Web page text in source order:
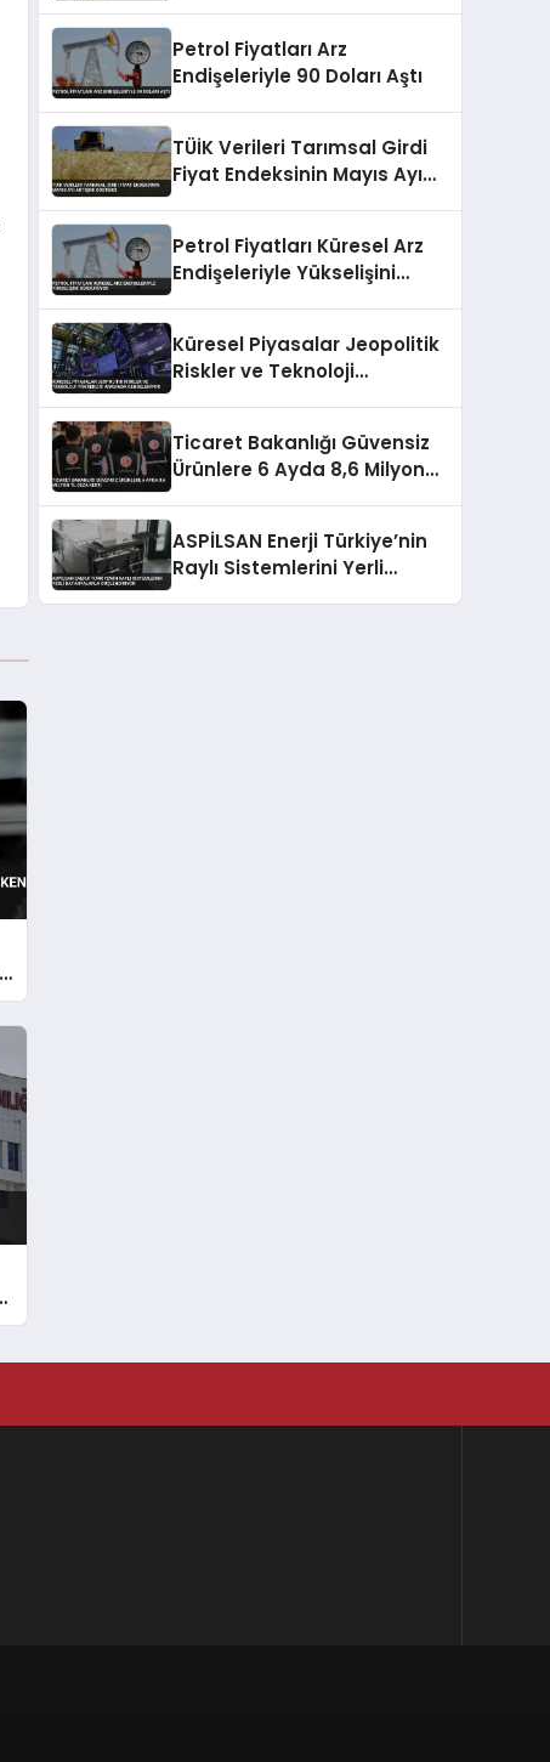
Petrol Fiyatları Arz
Endişeleriyle 90 Doları Aştı
TÜİK Verileri Tarımsal Girdi
Fiyat Endeksinin Mayıs Ayı
Petrol Fiyatları Küresel Arz
Endişeleriyle Yükselişini
Küresel Piyasalar Jeopolitik
Riskler ve Teknoloji
Ticaret Bakanlığı Güvensiz
Ürünlere 6 Ayda 8,6 Milyon
ASPİLSAN Enerji Türkiye’nin
Raylı Sistemlerini Yerli